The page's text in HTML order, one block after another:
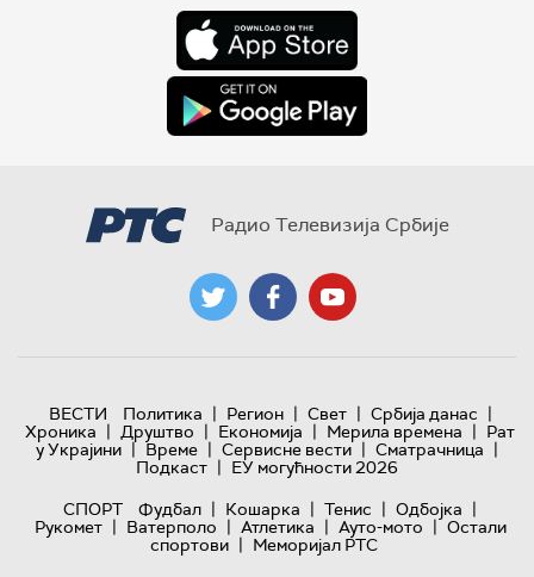
Радио Телевизија Србије
ВЕСТИ Политика | Регион | Свет | Србија данас |
Хроника | Друштво | Економија | Мерила времена | Рат
у Украјини | Време | Сервисне вести | Сматрачница |
Подкаст | ЕУ могућности 2026
СПОРТ
Фудбал | Кошарка | Тенис | Одбојка |
Рукомет | Ватерполо | Атлетика | Ауто-мото | Остали
спортови | Меморијал РТС